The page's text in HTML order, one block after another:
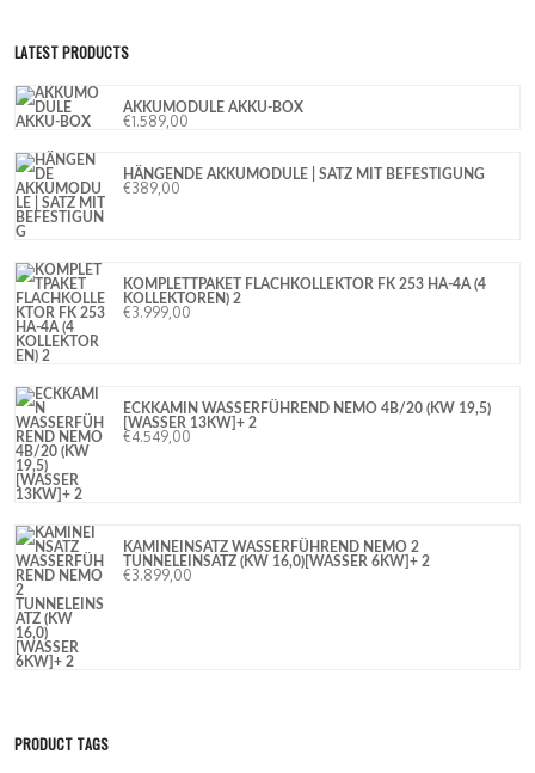
LATEST PRODUCTS
AKKUMODULE AKKU-BOX
€1.589,00
HÄNGENDE AKKUMODULE | SATZ MIT BEFESTIGUNG
€389,00
KOMPLETTPAKET FLACHKOLLEKTOR FK 253 HA-4A (4
KOLLEKTOREN) 2
€3.999,00
ECKKAMIN WASSERFÜHREND NEMO 4B/20 (KW 19,5)
[WASSER 13KW]+ 2
€4.549,00
KAMINEINSATZ WASSERFÜHREND NEMO 2
TUNNELEINSATZ (KW 16,0)[WASSER 6KW]+ 2
€3.899,00
PRODUCT TAGS